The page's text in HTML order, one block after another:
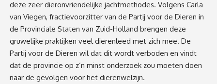
deze zeer dieronvriendelijke jachtmethodes. Volgens Carla
van Viegen, fractievoorzitter van de Partij voor de Dieren in
de Provinciale Staten van Zuid-Holland brengen deze
gruwelijke praktijken veel dierenleed met zich mee. De
Partij voor de Dieren wil dat dit wordt verboden en vindt
dat de provincie op z’n minst onderzoek zou moeten doen
naar de gevolgen voor het dierenwelzijn.